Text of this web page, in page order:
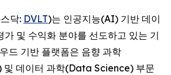
닥: DVLT)는 인공지능(AI) 기반 데이
가 및 수익화 분야를 선도하고 있는 기
드 기반 플랫폼은 음향 과학
데이터 과학(Data Science) 부문